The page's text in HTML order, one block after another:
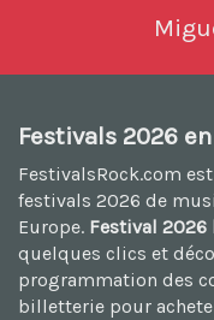
Festivals 2026
FestivalsRock.com
festivals 2026 de
Europe. Festival 2026
quelques clics et
programmation des
billetterie pour